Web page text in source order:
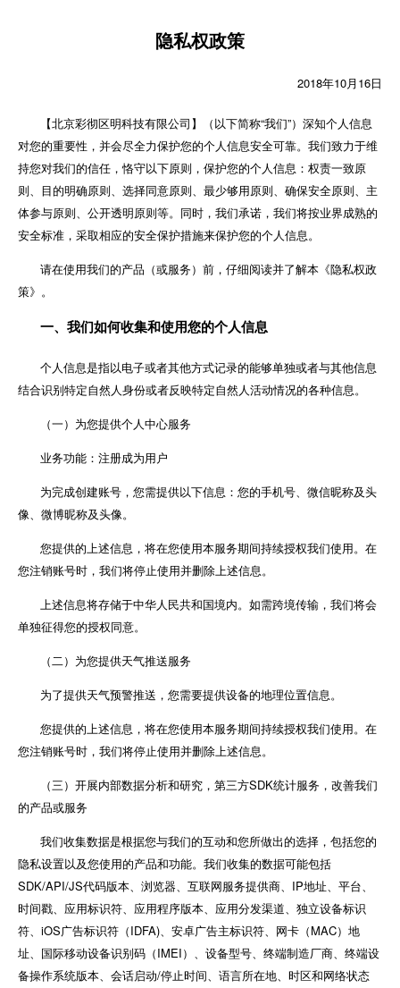
隐私权政策
2018年10月16日
【北京彩彻区明科技有限公司】（以下简称“我们”）深知个人信息
对您的重要性，并会尽全力保护您的个人信息安全可靠。我们致力于维
持您对我们的信任，恪守以下原则，保护您的个人信息：权责一致原
则、目的明确原则、选择同意原则、最少够用原则、确保安全原则、主
体参与原则、公开透明原则等。同时，我们承诺，我们将按业界成熟的
安全标准，采取相应的安全保护措施来保护您的个人信息。
请在使用我们的产品（或服务）前，仔细阅读并了解本《隐私权政
策》。
一、我们如何收集和使用您的个人信息
个人信息是指以电子或者其他方式记录的能够单独或者与其他信息
结合识别特定自然人身份或者反映特定自然人活动情况的各种信息。
（一）为您提供个人中心服务
业务功能：注册成为用户
为完成创建账号，您需提供以下信息：您的手机号、微信昵称及头
像、微博昵称及头像。
您提供的上述信息，将在您使用本服务期间持续授权我们使用。在
您注销账号时，我们将停止使用并删除上述信息。
上述信息将存储于中华人民共和国境内。如需跨境传输，我们将会
单独征得您的授权同意。
（二）为您提供天气推送服务
为了提供天气预警推送，您需要提供设备的地理位置信息。
您提供的上述信息，将在您使用本服务期间持续授权我们使用。在
您注销账号时，我们将停止使用并删除上述信息。
（三）开展内部数据分析和研究，第三方SDK统计服务，改善我们
的产品或服务
我们收集数据是根据您与我们的互动和您所做出的选择，包括您的
隐私设置以及您使用的产品和功能。我们收集的数据可能包括
SDK/API/JS代码版本、浏览器、互联网服务提供商、IP地址、平台、
时间戳、应用标识符、应用程序版本、应用分发渠道、独立设备标识
符、iOS广告标识符（IDFA)、安卓广告主标识符、网卡（MAC）地
址、国际移动设备识别码（IMEI）、设备型号、终端制造厂商、终端设
备操作系统版本、会话启动/停止时间、语言所在地、时区和网络状态